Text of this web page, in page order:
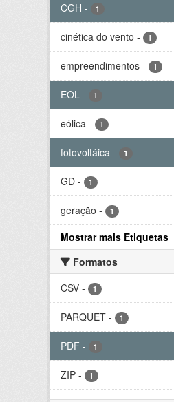
CGH - 1
cinética do vento - 1
empreendimentos - 1
EOL - 1
eólica - 1
fotovoltáica - 1
GD - 1
geração - 1
Mostrar mais Etiquetas
Formatos
CSV - 1
PARQUET - 1
PDF - 1
ZIP - 1